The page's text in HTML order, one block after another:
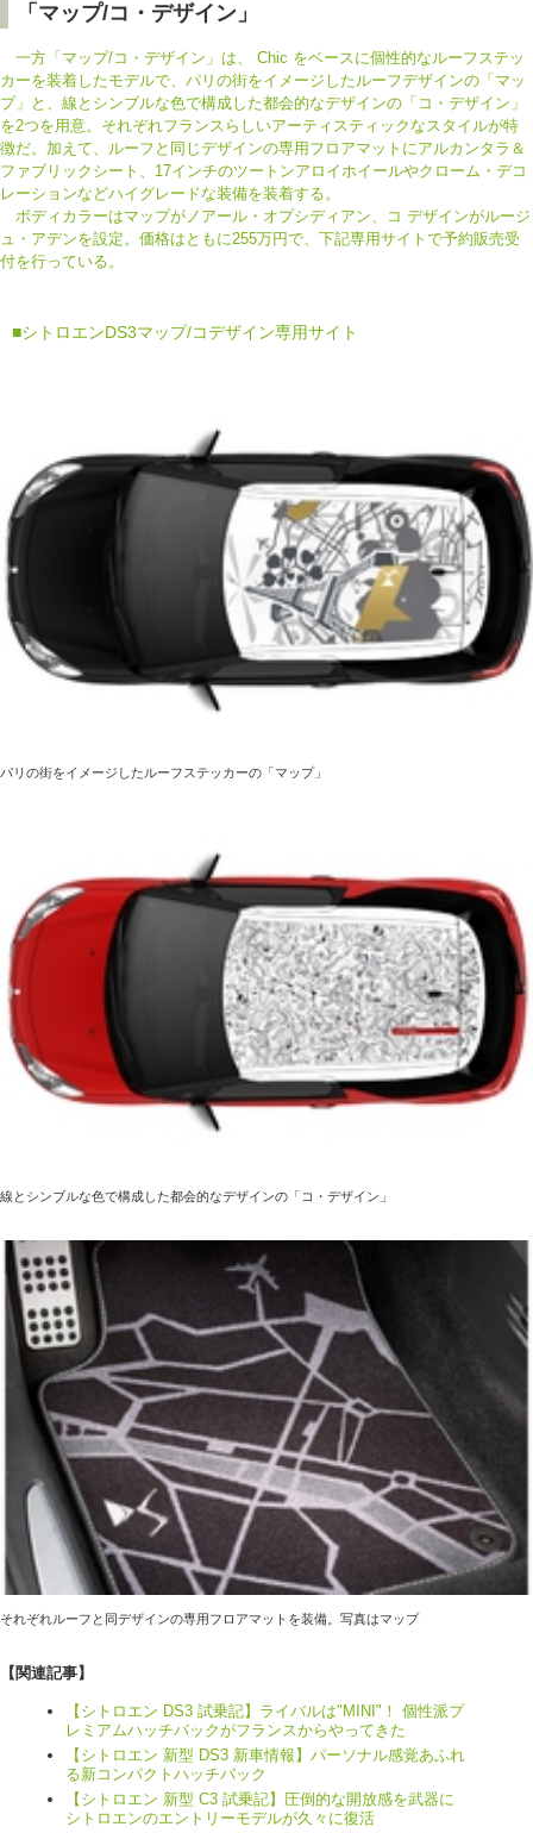
「マップ/コ・デザイン」
一方「マップ/コ・デザイン」は、 Chic をベースに個性的なルーフステッ
カーを装着したモデルで、パリの街をイメージしたルーフデザインの「マッ
プ」と、線とシンブルな色で構成した都会的なデザインの「コ・デザイン」
を2つを用意。それぞれフランスらしいアーティスティックなスタイルが特
徴だ。加えて、ルーフと同じデザインの専用フロアマットにアルカンタラ＆
ファブリックシート、17インチのツートンアロイホイールやクローム・デコ
レーションなどハイグレードな装備を装着する。
ボディカラーはマップがノアール・オプシディアン、コ デザインがルージ
ュ・アデンを設定。価格はともに255万円で、下記専用サイトで予約販売受
付を行っている。
■シトロエンDS3マップ/コデザイン専用サイト
パリの街をイメージしたルーフステッカーの「マップ」
線とシンブルな色で構成した都会的なデザインの「コ・デザイン」
それぞれルーフと同デザインの専用フロアマットを装備。写真はマップ
【関連記事】
【シトロエン DS3 試乗記】ライバルは"MINI"！ 個性派プ
レミアムハッチバックがフランスからやってきた
【シトロエン 新型 DS3 新車情報】パーソナル感覚あふれ
る新コンパクトハッチバック
【シトロエン 新型 C3 試乗記】圧倒的な開放感を武器に
シトロエンのエントリーモデルが久々に復活